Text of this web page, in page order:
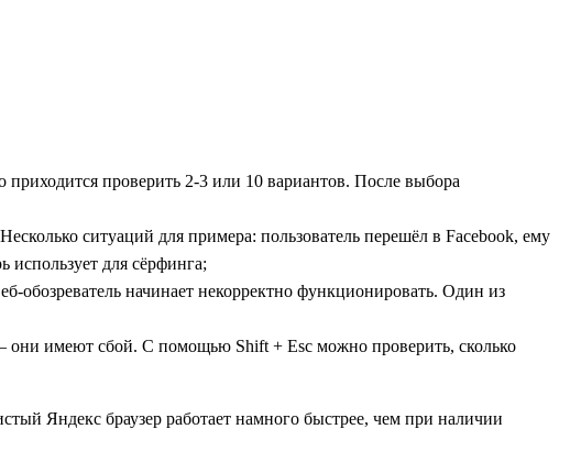
проверить 2-3 или 10 вариантов. После выбора
ситуаций для примера: пользователь перешёл в Facebook, ему
использует для сёрфинга;
обозреватель начинает некорректно функционировать. Один из
они имеют сбой. С помощью Shift + Esc можно проверить, сколько
Яндекс браузер работает намного быстрее, чем при наличии